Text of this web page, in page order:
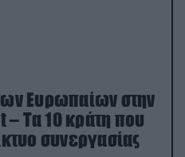
Ευρωπαίων στην
Τα 10 κράτη που
συνεργασίας